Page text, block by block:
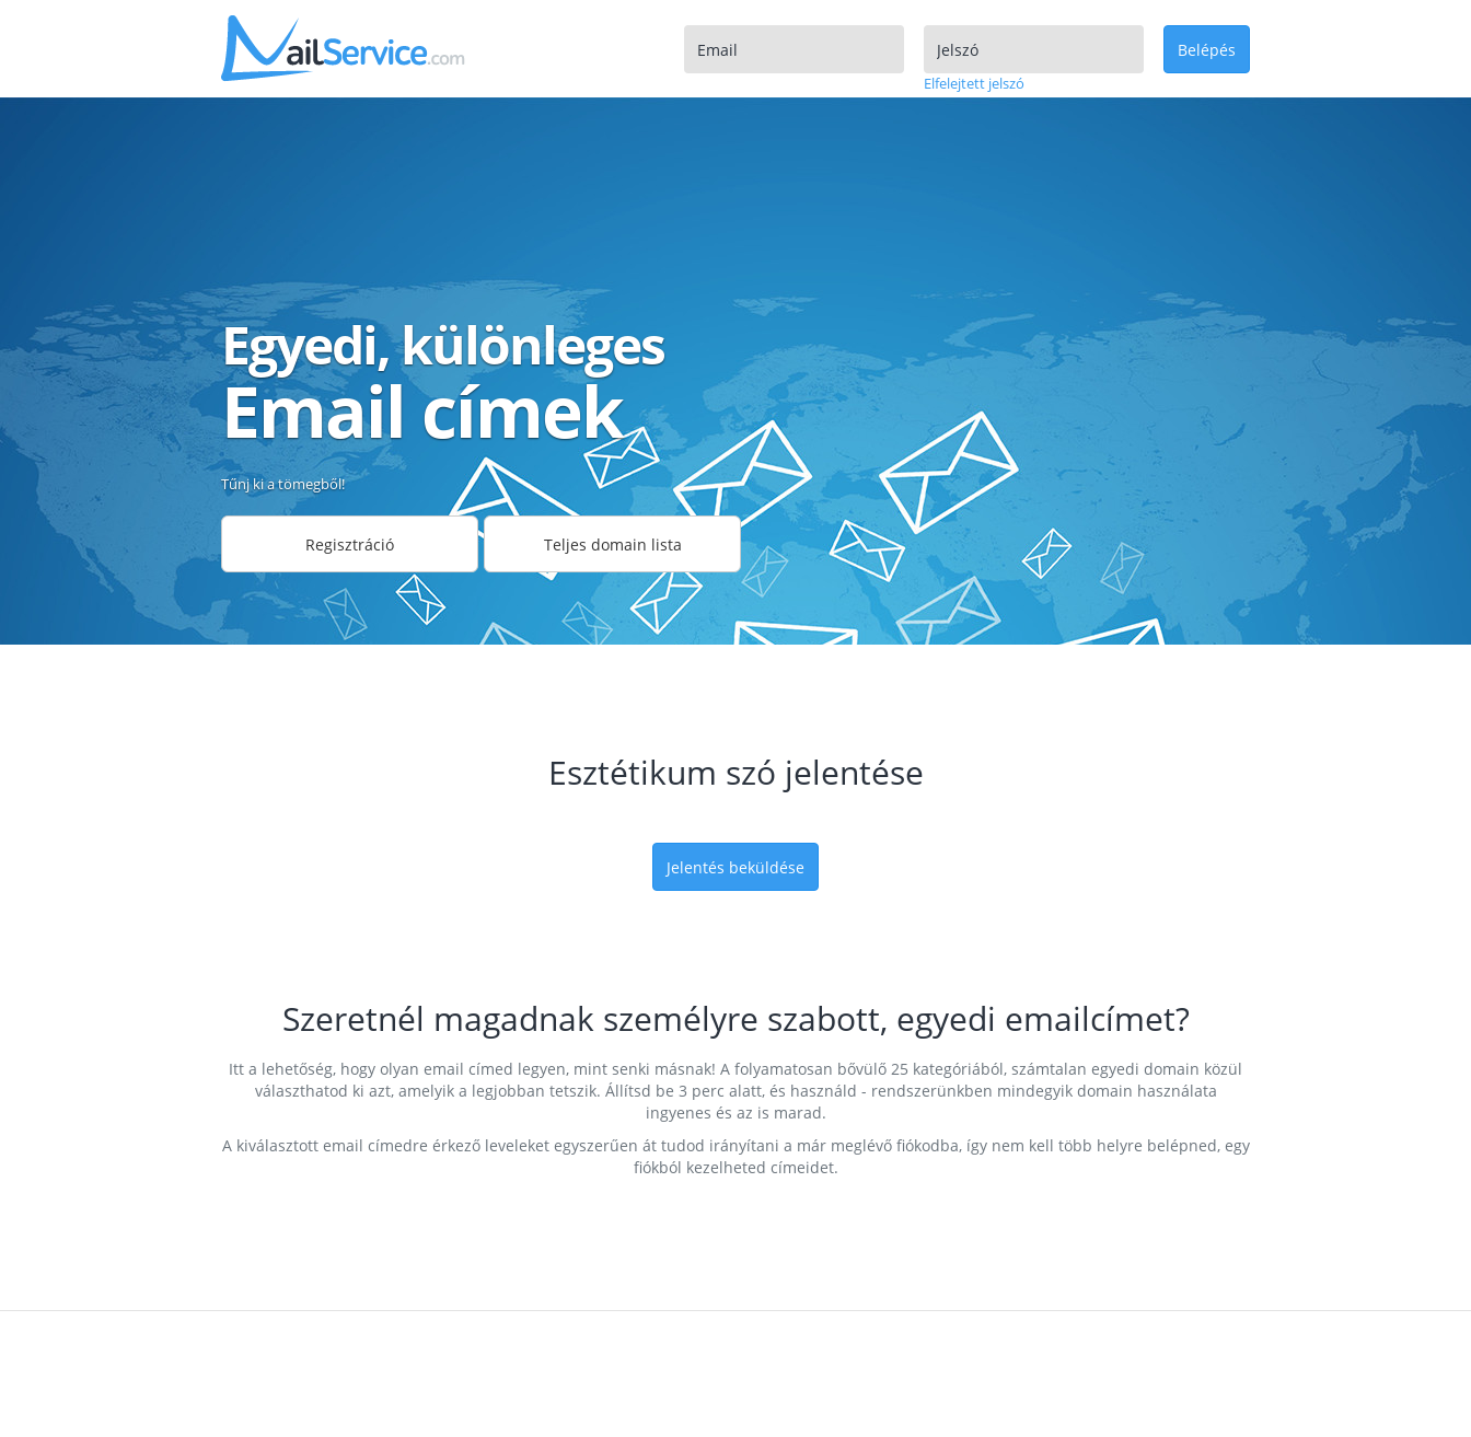
Elfelejtett jelszó
Belépés
Egyedi, különleges
Email címek
Tűnj ki a tömegből!
Regisztráció Teljes domain lista
Esztétikum szó jelentése
Jelentés beküldése
Szeretnél magadnak személyre szabott, egyedi emailcímet?
Itt a lehetőség, hogy olyan email címed legyen, mint senki másnak! A folyamatosan bővülő 25 kategóriából, számtalan egyedi domain közül
választhatod ki azt, amelyik a legjobban tetszik. Állítsd be 3 perc alatt, és használd - rendszerünkben mindegyik domain használata
ingyenes és az is marad.
A kiválasztott email címedre érkező leveleket egyszerűen át tudod irányítani a már meglévő fiókodba, így nem kell több helyre belépned, egy
fiókból kezelheted címeidet.